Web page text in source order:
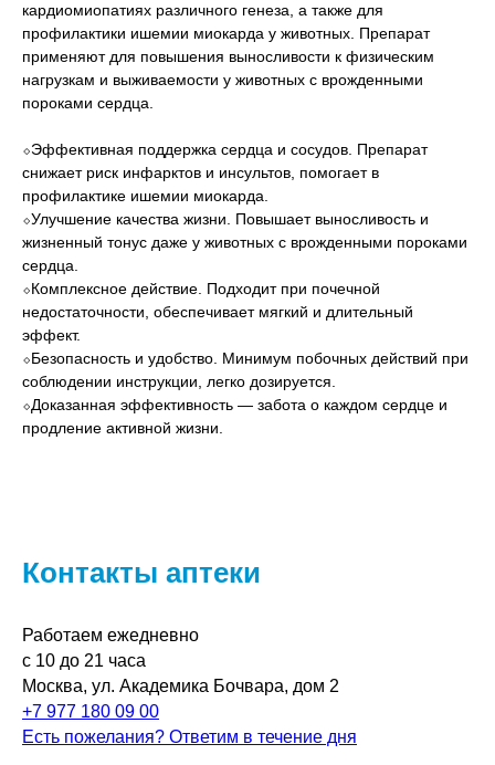
кардиомиопатиях различного генеза, а также для
профилактики ишемии миокарда у животных. Препарат
применяют для повышения выносливости к физическим
нагрузкам и выживаемости у животных с врожденными
пороками сердца.
⬦Эффективная поддержка сердца и сосудов. Препарат
снижает риск инфарктов и инсультов, помогает в
профилактике ишемии миокарда.
⬦Улучшение качества жизни. Повышает выносливость и
жизненный тонус даже у животных с врожденными пороками
сердца.
⬦Комплексное действие. Подходит при почечной
недостаточности, обеспечивает мягкий и длительный
эффект.
⬦Безопасность и удобство. Минимум побочных действий при
соблюдении инструкции, легко дозируется.
⬦Доказанная эффективность — забота о каждом сердце и
продление активной жизни.
Контакты аптеки
Работаем ежедневно
с 10 до 21 часа
Москва, ул. Академика Бочвара, дом 2
+7 977 180 09 00
Есть пожелания? Ответим в течение дня